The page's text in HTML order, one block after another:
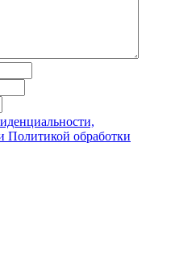
Политикой обработки